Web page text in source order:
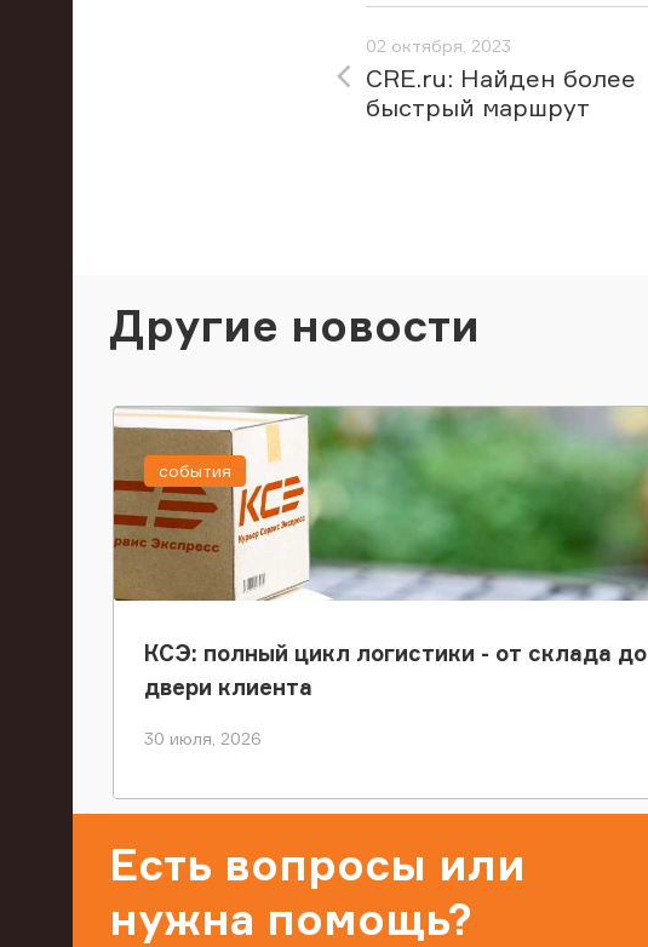
02 октября, 2023
CRE.ru: Найден более
быстрый маршрут
Другие новости
КСЭ: полный цикл логистики - от склада до
двери клиента
30 июля, 2026
события
Есть вопросы или
нужна помощь?